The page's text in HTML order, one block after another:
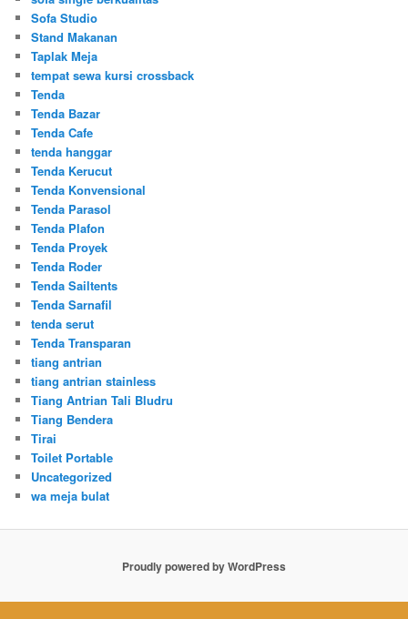
Sofa Studio
Stand Makanan
Taplak Meja
tempat sewa kursi crossback
Tenda
Tenda Bazar
Tenda Cafe
tenda hanggar
Tenda Kerucut
Tenda Konvensional
Tenda Parasol
Tenda Plafon
Tenda Proyek
Tenda Roder
Tenda Sailtents
Tenda Sarnafil
tenda serut
Tenda Transparan
tiang antrian
tiang antrian stainless
Tiang Antrian Tali Bludru
Tiang Bendera
Tirai
Toilet Portable
Uncategorized
wa meja bulat
Proudly powered by WordPress